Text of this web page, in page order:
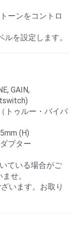
ーンをコントロ
を設定します。
GAIN,
トゥルー・バイパ
(H)
プター
ている場合がご
せ。
います。お取り